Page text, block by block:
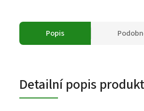
Popis
Detailní popis